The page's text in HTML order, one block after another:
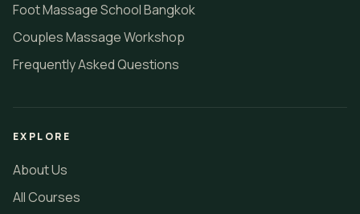
Foot Massage School Bangkok
Couples Massage Workshop
Frequently Asked Questions
EXPLORE
About Us
All Courses